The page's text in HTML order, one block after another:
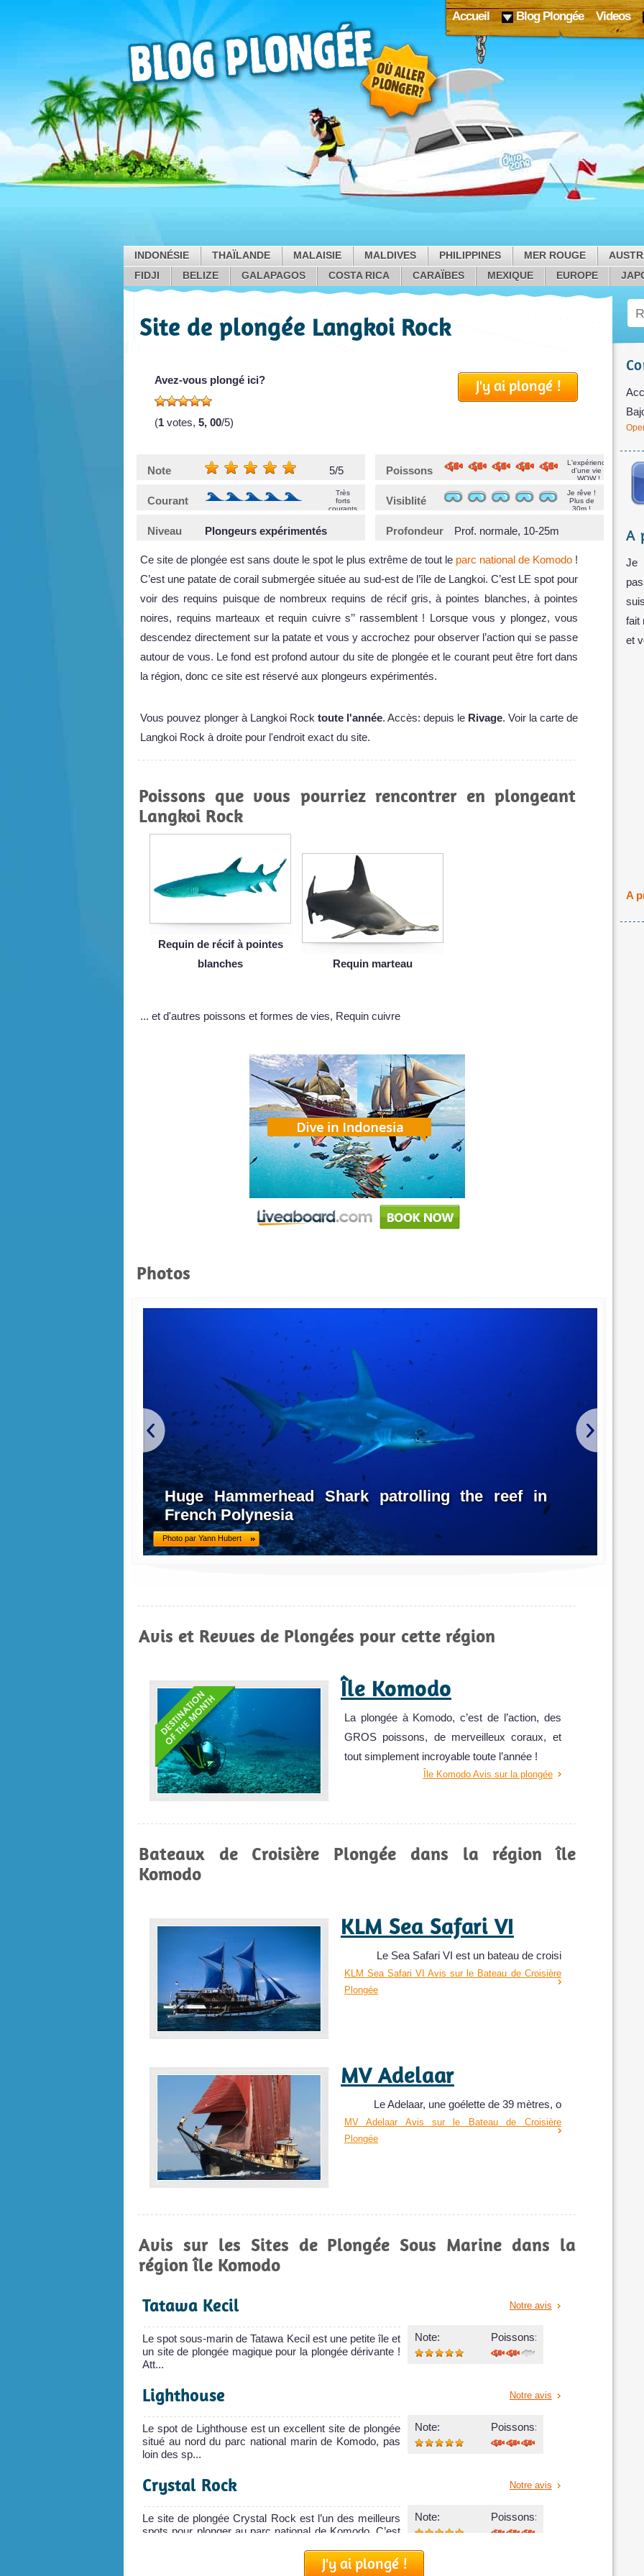
Accueil Blog Plongée Videos
INDONÉSIE THAÏLANDE MALAISIE MALDIVES PHILIPPINES MER ROUGE
FIDJI
BELIZE GALAPAGOS COSTA RICA CARAÏBES MEXIQUE EUROPE
Site de plongée Langkoi Rock
J'y ai plongé !
Avez-vous plongé ici?
(1 votes, 5, 00/5)
Note 5/5 Poissons
L'expérience
d'une vie !
WOW !
Courant
Très
forts
courants
Visiblité
Je rêve !
Plus de
30m !
Niveau Plongeurs expérimentés Profondeur Prof. normale, 10-25m
Ce site de plongée est sans doute le spot le plus extrême de tout le parc national de Komodo !
C’est une patate de corail submergée située au sud-est de l’île de Langkoi. C’est LE spot pour
voir des requins puisque de nombreux requins de récif gris, à pointes blanches, à pointes
noires, requins marteaux et requin cuivre s’’ rassemblent ! Lorsque vous y plongez, vous
descendez directement sur la patate et vous y accrochez pour observer l’action qui se passe
autour de vous. Le fond est profond autour du site de plongée et le courant peut être fort dans
la région, donc ce site est réservé aux plongeurs expérimentés.
Vous pouvez plonger à Langkoi Rock toute l'année. Accès: depuis le Rivage. Voir la carte de
Langkoi Rock à droite pour l'endroit exact du site.
Poissons que vous pourriez rencontrer en plongeant
Langkoi Rock
Requin de récif à pointes
blanches
Requin marteau
... et d'autres poissons et formes de vies, Requin cuivre
Photos
Huge Hammerhead Shark patrolling the reef in
French Polynesia
Photo par Yann Hubert
Avis et Revues de Plongées pour cette région
Île Komodo
La plongée à Komodo, c’est de l’action, des
GROS poissons, de merveilleux coraux, et
tout simplement incroyable toute l’année !
Île Komodo Avis sur la plongée
Bateaux de Croisière Plongée dans la région île
Komodo
KLM Sea Safari VI
Le Sea Safari VI est un bateau de croisi
KLM Sea Safari VI Avis sur le Bateau de Croisière
Plongée
MV Adelaar
Le Adelaar, une goélette de 39 mètres, o
MV Adelaar Avis sur le Bateau de Croisière
Plongée
Alila Purnama
Le bateau de croisière-plongée Alila Pur
Le MV Samambaia est un bateau de croisiè
MV Samambaia Avis sur le Bateau de Croisière
Plongée
MantaMae
Long de 30 mètres, le MantaMae est un ba
MantaMae Avis sur le Bateau de Croisière
Avis sur les Sites de Plongée Sous Marine dans la
région île Komodo
Notre avis
Tatawa Kecil
Note: Poissons:
Le spot sous-marin de Tatawa Kecil est une petite île et
un site de plongée magique pour la plongée dérivante !
Att...
Notre avis
Lighthouse
Note: Poissons:
Le spot de Lighthouse est un excellent site de plongée
situé au nord du parc national marin de Komodo, pas
loin des sp...
Notre avis
Crystal Rock
Note: Poissons:
Le site de plongée Crystal Rock est l’un des meilleurs
spots pour plonger au parc national de Komodo. C’est
J'y ai plongé !
A
Je
fait
et
A